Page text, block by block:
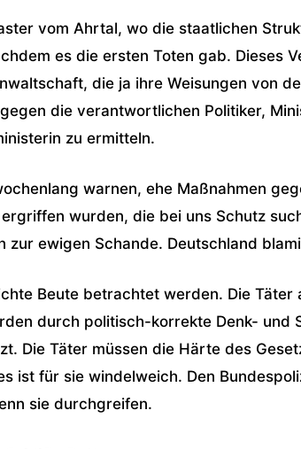
vom Ahrtal, wo die staatlichen
es die ersten Toten gab. Dieses
die ja ihre Weisungen von
die verantwortlichen Politiker,
zu ermitteln.
warnen, ehe Maßnahmen
wurden, die bei uns Schutz
zur ewigen Schande. Deutschland
Beute betrachtet werden. Die Täter
durch politisch-korrekte Denk- und
Die Täter müssen die Härte des
ist für sie windelweich. Den
sie durchgreifen.